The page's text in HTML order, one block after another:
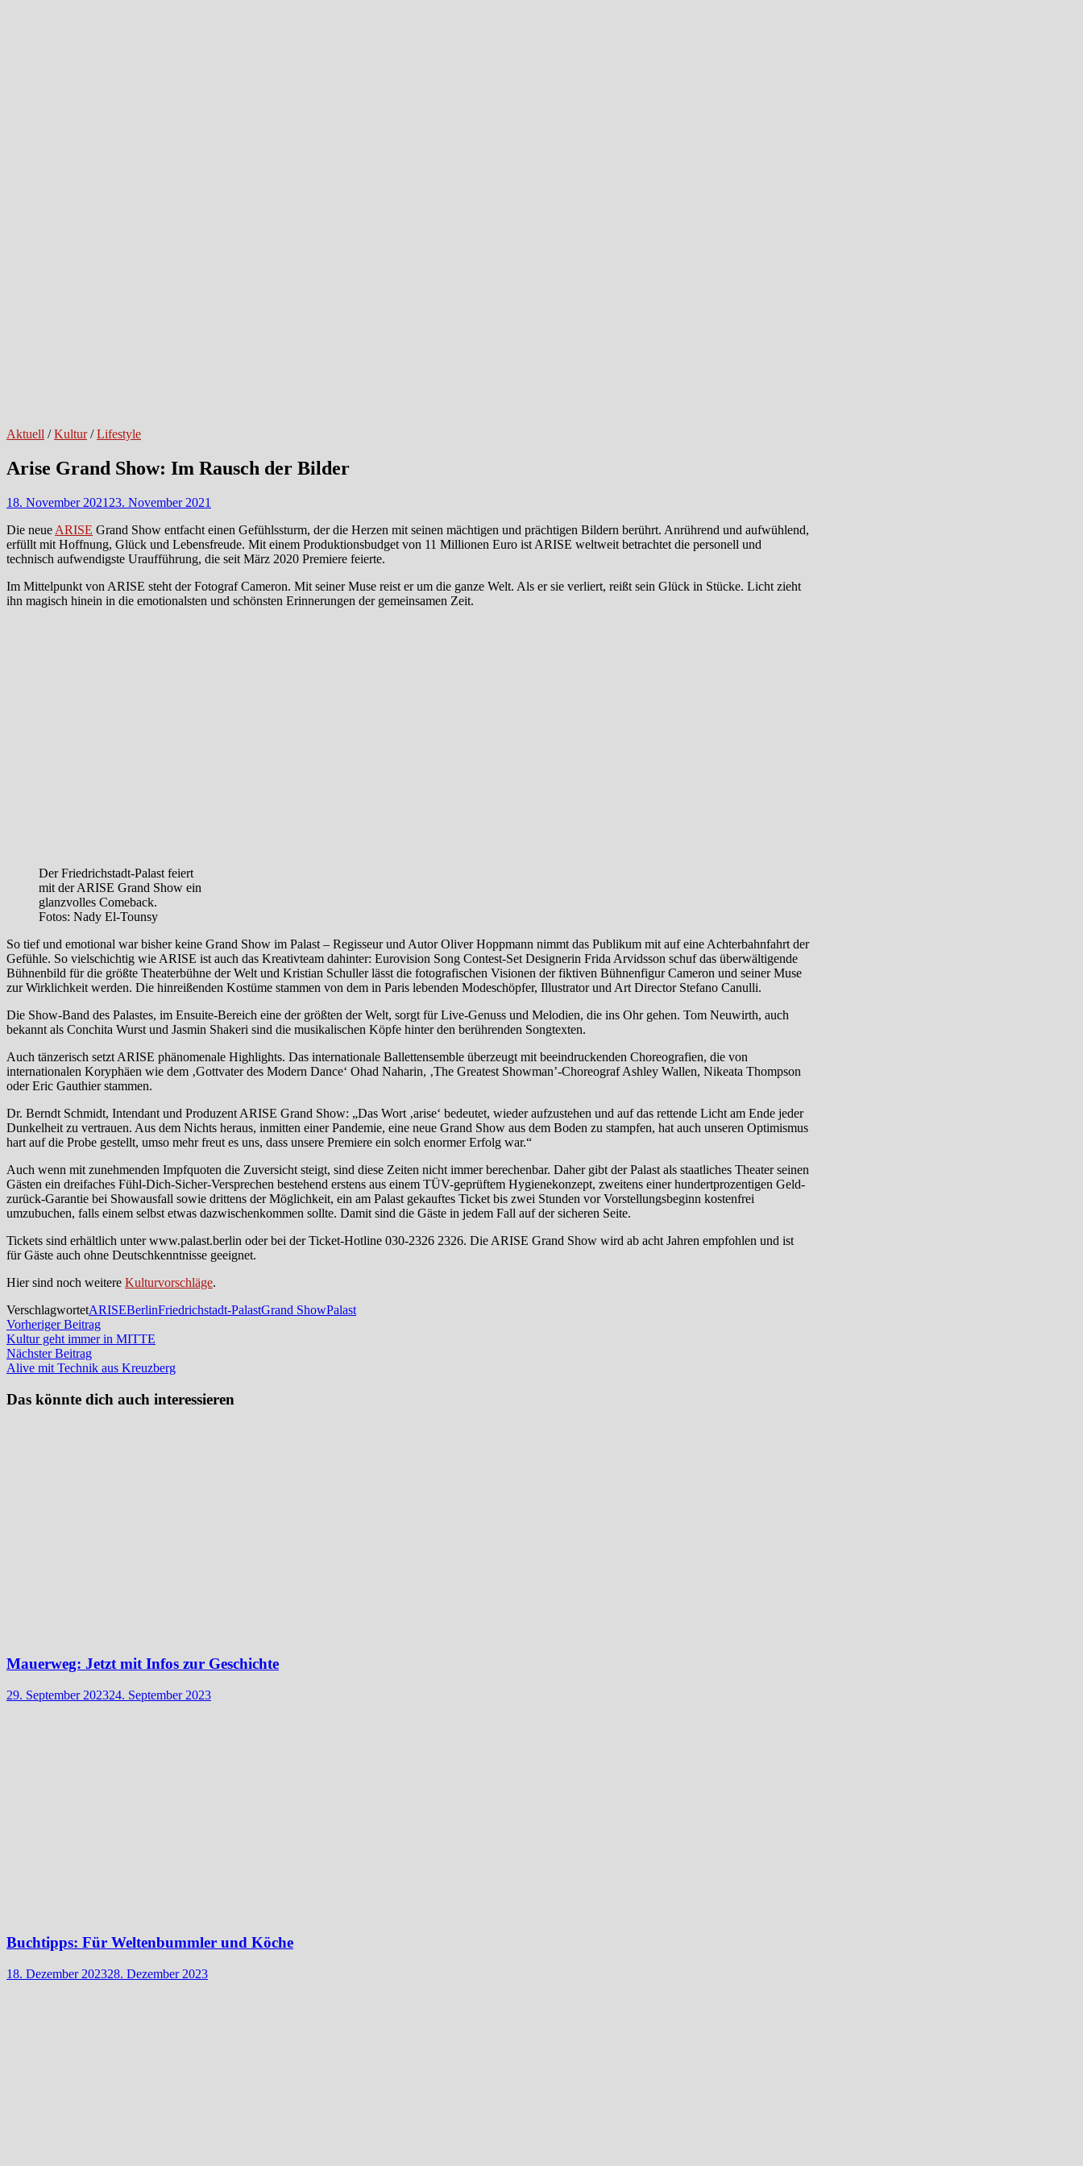
Aktuell /Kultur/Lifestyle
Arise Grand Show: Im Rausch der Bilder
18. November 2021 23. November 2021
Die neue ARISE Grand Show entfacht einen Gefühlssturm, der die Herzen mit seinen mächtigen und prächtigen Bildern berührt. Anrührend und aufwühlend,
erfüllt mit Hoffnung, Glück und Lebensfreude. Mit einem Produktionsbudget von 11 Millionen Euro ist ARISE weltweit betrachtet die personell und
technisch aufwendigste Uraufführung, die seit März 2020 Premiere feierte.
Im Mittelpunkt von ARISE steht der Fotograf Cameron. Mit seiner Muse reist er um die ganze Welt. Als er sie verliert, reißt sein Glück in Stücke. Licht zieht
ihn magisch hinein in die emotionalsten und schönsten Erinnerungen der gemeinsamen Zeit.
Der Friedrichstadt-Palast feiert
mit der ARISE Grand Show ein
glanzvolles Comeback.
Fotos: Nady El-Tounsy
So tief und emotional war bisher keine Grand Show im Palast – Regisseur und Autor Oliver Hoppmann nimmt das Publikum mit auf eine Achterbahnfahrt der
Gefühle. So vielschichtig wie ARISE ist auch das Kreativteam dahinter: Eurovision Song Contest-Set Designerin Frida Arvidsson schuf das überwältigende
Bühnenbild für die größte Theaterbühne der Welt und Kristian Schuller lässt die fotografischen Visionen der fiktiven Bühnenfigur Cameron und seiner Muse
zur Wirklichkeit werden. Die hinreißenden Kostüme stammen von dem in Paris lebenden Modeschöpfer, Illustrator und Art Director Stefano Canulli.
Die Show-Band des Palastes, im Ensuite-Bereich eine der größten der Welt, sorgt für Live-Genuss und Melodien, die ins Ohr gehen. Tom Neuwirth, auch
bekannt als Conchita Wurst und Jasmin Shakeri sind die musikalischen Köpfe hinter den berührenden Songtexten.
Auch tänzerisch setzt ARISE phänomenale Highlights. Das internationale Ballettensemble überzeugt mit beeindruckenden Choreografien, die von
internationalen Koryphäen wie dem ‚Gottvater des Modern Dance‘ Ohad Naharin, ‚The Greatest Showman’-Choreograf Ashley Wallen, Nikeata Thompson
oder Eric Gauthier stammen.
Dr. Berndt Schmidt, Intendant und Produzent ARISE Grand Show: „Das Wort ‚arise‘ bedeutet, wieder aufzustehen und auf das rettende Licht am Ende jeder
Dunkelheit zu vertrauen. Aus dem Nichts heraus, inmitten einer Pandemie, eine neue Grand Show aus dem Boden zu stampfen, hat auch unseren Optimismus
hart auf die Probe gestellt, umso mehr freut es uns, dass unsere Premiere ein solch enormer Erfolg war.“
Auch wenn mit zunehmenden Impfquoten die Zuversicht steigt, sind diese Zeiten nicht immer berechenbar. Daher gibt der Palast als staatliches Theater seinen
Gästen ein dreifaches Fühl-Dich-Sicher-Versprechen bestehend erstens aus einem TÜV-geprüftem Hygienekonzept, zweitens einer hundertprozentigen Geld-
zurück-Garantie bei Showausfall sowie drittens der Möglichkeit, ein am Palast gekauftes Ticket bis zwei Stunden vor Vorstellungsbeginn kostenfrei
umzubuchen, falls einem selbst etwas dazwischenkommen sollte. Damit sind die Gäste in jedem Fall auf der sicheren Seite.
Tickets sind erhältlich unter www.palast.berlin oder bei der Ticket-Hotline 030-2326 2326. Die ARISE Grand Show wird ab acht Jahren empfohlen und ist
für Gäste auch ohne Deutschkenntnisse geeignet.
Hier sind noch weitere Kulturvorschläge.
VerschlagwortetARISEBerlinFriedrichstadt-PalastGrand ShowPalast
Beitragsnavigation
Vorheriger BeitragVorheriger
Beitrag:
Kultur geht immer in MITTE
Nächster BeitragNächster
Beitrag:
Alive mit Technik aus Kreuzberg
Das könnte dich auch interessieren
Mauerweg: Jetzt mit Infos zur Geschichte
29. September 202324. September 2023
Buchtipps: Für Weltenbummler und Köche
18. Dezember 202328. Dezember 2023